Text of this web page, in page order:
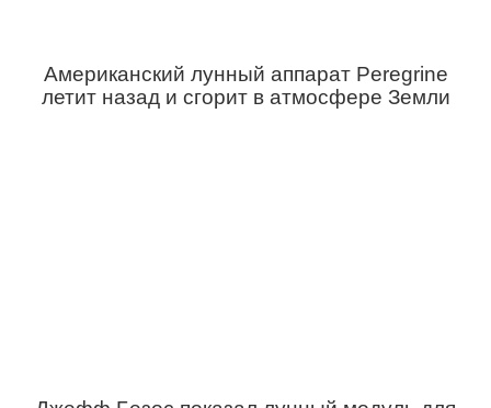
Американский лунный аппарат Peregrine
летит назад и сгорит в атмосфере Земли